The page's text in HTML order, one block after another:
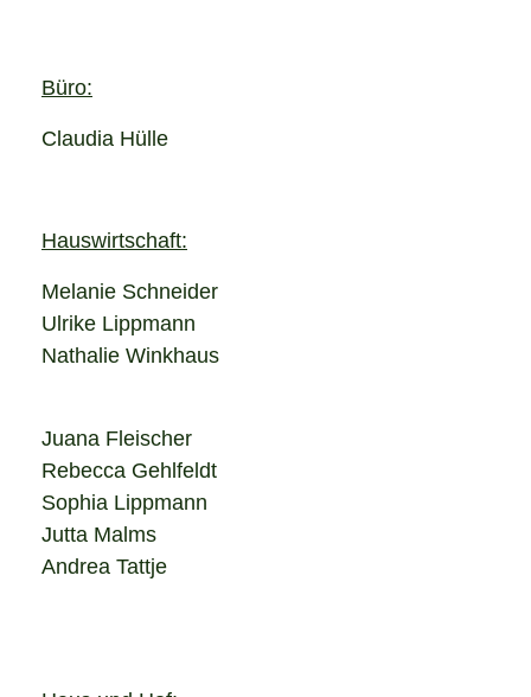
Büro:
Claudia Hülle
Hauswirtschaft:
Melanie Schneider
Ulrike Lippmann
Nathalie Winkhaus
Juana Fleischer
Rebecca Gehlfeldt
Sophia Lippmann
Jutta Malms
Andrea Tattje